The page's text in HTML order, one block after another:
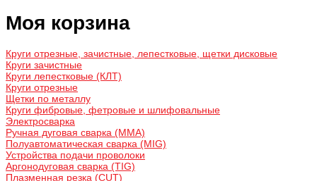
Моя корзина
Круги отрезные, зачистные, лепестковые, щетки дисковые
Круги зачистные
Круги лепестковые (КЛТ)
Круги отрезные
Щетки по металлу
Круги фибровые, фетровые и шлифовальные
Электросварка
Ручная дуговая сварка (MMA)
Полуавтоматическая сварка (MIG)
Устройства подачи проволоки
Аргонодуговая сварка (TIG)
Плазменная резка (CUT)